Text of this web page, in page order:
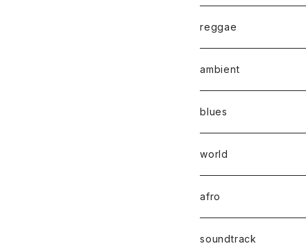
reggae
ambient
blues
world
afro
soundtrack